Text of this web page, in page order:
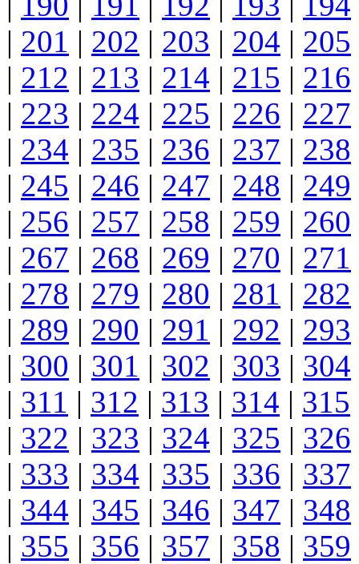
| 201 | 202 | 203 | 204 | 205
| 212 | 213 | 214 | 215 | 216
| 223 | 224 | 225 | 226 | 227
| 234 | 235 | 236 | 237 | 238
| 245 | 246 | 247 | 248 | 249
| 256 | 257 | 258 | 259 | 260
| 267 | 268 | 269 | 270 | 271
| 278 | 279 | 280 | 281 | 282
| 289 | 290 | 291 | 292 | 293
| 300 | 301 | 302 | 303 | 304
| 311 | 312 | 313 | 314 | 315
| 322 | 323 | 324 | 325 | 326
| 333 | 334 | 335 | 336 | 337
| 344 | 345 | 346 | 347 | 348
| 355 | 356 | 357 | 358 | 359